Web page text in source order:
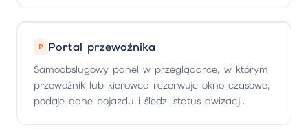
P Portal przewoźnika
Samoobsługowy panel w przeglądarce, w którym
przewoźnik lub kierowca rezerwuje okno czasowe,
podaje dane pojazdu i śledzi status awizacji.